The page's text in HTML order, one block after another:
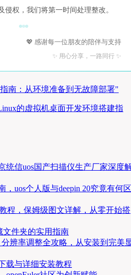
侵权，我们将第一时间处理整改。
💖 感谢每一位朋友的陪伴与支持
✨ 用心分享，一路同行 ✨
南：从环境准备到无故障部署"
的虚拟机桌面开发环境搭建指
统信uos国产扫描仪生产厂家深度
，uos个人版与deepin 20究竟有何区
程，保姆级图文详解，从零开始搭
文件夹的实用指南
分辨率调整全攻略，从安装到完美
载与详细安装教程